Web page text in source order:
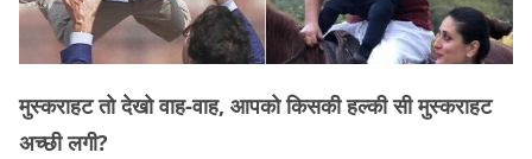
मुस्कराहट तो देखो वाह-वाह, आपको किसकी हल्की सी मुस्कराहट
अच्छी लगी?